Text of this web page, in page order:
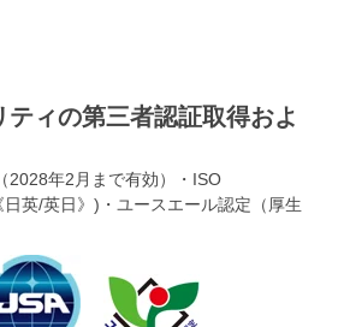
ティの第三者認証取得およ
2028年2月まで有効）・ISO
英/英日》)・ユースエール認定（厚生